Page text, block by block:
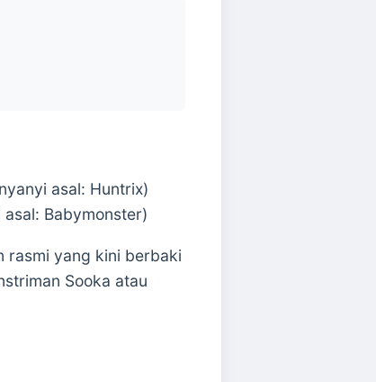
asal: Huntrix)
asal: Babymonster)
rasmi yang kini berbaki
Sooka atau